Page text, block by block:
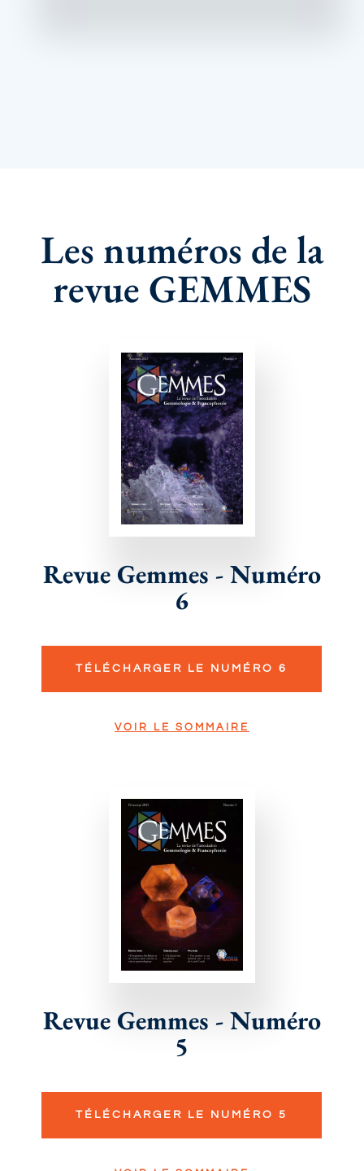
Les numéros de la
revue GEMMES
Revue Gemmes - Numéro
6
TÉLÉCHARGER LE NUMÉRO 6
VOIR LE SOMMAIRE
Revue Gemmes - Numéro
5
TÉLÉCHARGER LE NUMÉRO 5